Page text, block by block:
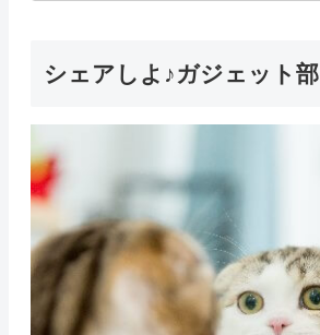
シェアしよ♪ガジェット部